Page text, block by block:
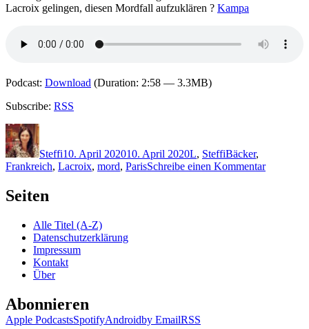
Lacroix gelingen, diesen Mordfall aufzuklären ? Kampa
Podcast: Download (Duration: 2:58 — 3.3MB)
Subscribe: RSS
Autor
Steffi10. April 202010. April 2020L, SteffiBäcker,
Frankreich, Lacroix, mord, ParisSchreibe einen Kommentarzu
Seiten
Alle Titel (A-Z)
Datenschutzerklärung
Impressum
Kontakt
Über
Abonnieren
Apple PodcastsSpotifyAndroidby EmailRSS